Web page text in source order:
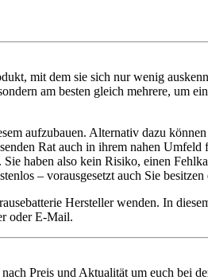
mit dem sie sich nur wenig
am besten gleich mehrere, um
aufzubauen. Alternativ dazu
Rat auch in ihrem nahen
haben also kein Risiko, einen
– vorausgesetzt auch Sie
Hersteller wenden. In
oder E-Mail.
Preis und Aktualität um euch bei